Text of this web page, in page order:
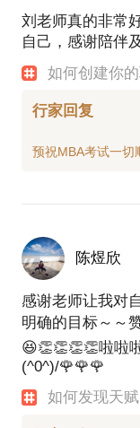
刘老师真的非常
自己，感谢陪伴
如何创建你
行家回复
陈煜欣
感谢老师让我对
明确的目标～～
😆👏👏👏👏啦啦
(^0^)/🌹🌹🌹
如何发现天